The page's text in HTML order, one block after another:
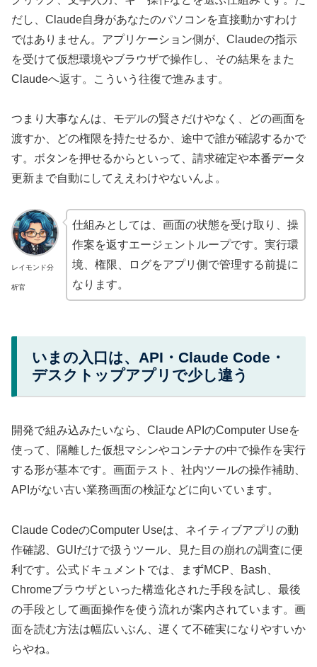
だし、Claude自身があなたのパソコンを直接動かすわけ
ではありません。アプリケーション側が、Claudeの指示
を受けて仮想環境やブラウザで操作し、その結果をまた
Claudeへ返す。こういう往復で進みます。
つまり大事なんは、モデルの賢さだけやなく、どの画面を
渡すか、どの権限を持たせるか、途中で誰が確認するかで
す。ボタンを押せるからといって、請求確定や本番データ
更新まで自動にしてええわけやないんよ。
レイモンド分
析官
仕組みとしては、画面の状態を受け取り、操
作案を返すエージェントループです。実行環
境、権限、ログをアプリ側で管理する前提に
なります。
いまの入口は、API・Claude Code・
デスクトップアプリで少し違う
開発で組み込みたいなら、Claude APIのComputer Useを
使って、隔離した仮想マシンやコンテナの中で操作を実行
する形が基本です。画面テスト、社内ツールの操作補助、
APIがない古い業務画面の検証などに向いています。
Claude CodeのComputer Useは、ネイティブアプリの動
作確認、GUIだけで扱うツール、見た目の崩れの調査に便
利です。公式ドキュメントでは、まずMCP、Bash、
Chromeブラウザといった構造化された手段を試し、最後
の手段として画面操作を使う流れが案内されています。画
面を読む方法は幅広いぶん、遅くて不確実になりやすいか
らやね。